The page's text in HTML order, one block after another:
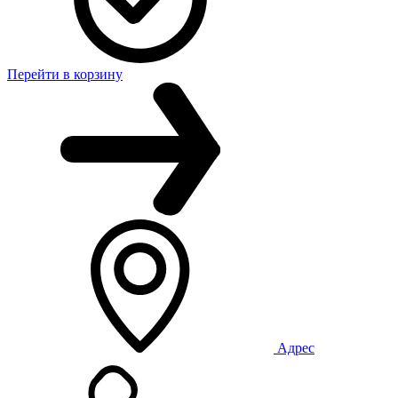
Перейти в корзину
Адрес